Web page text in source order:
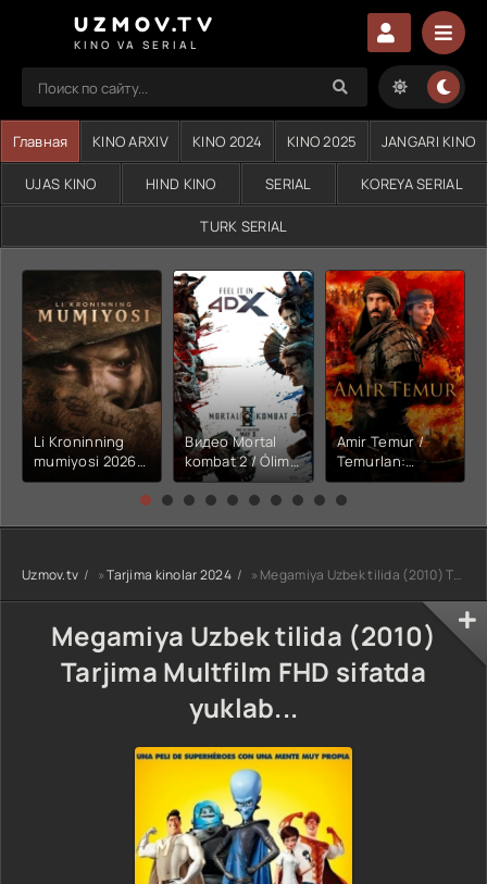
UZMOV.TV
KINO VA SERIAL
Главная KINO ARXIV KINO 2024 KINO 2025 JANGARI KINO
UJAS KINO HIND KINO SERIAL KOREYA SERIAL
TURK SERIAL
Li Kroninning
mumiyosi 2026
(uzbek tilida
kino) tarjima HD
Видео Mortal
kombat 2 / Ólim
jangi 2 (2026)
Uzbek tilida
Amir Temur /
Temurlan:
Fathchining
yuksalishi
tarjima kino Full
HD tas-ix
Uzmov.tv »Tarjima kinolar 2024 » Megamiya Uzbek tilida (2010) Tarjima Multfilm FHD sifatda yuklab...
Megamiya Uzbek tilida (2010)
Tarjima Multfilm FHD sifatda
yuklab...